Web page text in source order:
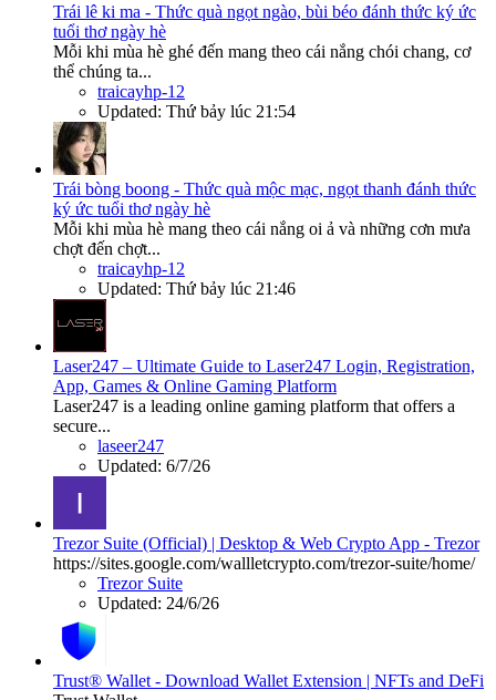
Trái lê ki ma - Thức quà ngọt ngào, bùi béo đánh thức ký ức
tuổi thơ ngày hè
Mỗi khi mùa hè ghé đến mang theo cái nắng chói chang, cơ
thể chúng ta...
traicayhp-12
Updated: Thứ bảy lúc 21:54
Trái bòng boong - Thức quà mộc mạc, ngọt thanh đánh thức
ký ức tuổi thơ ngày hè
Mỗi khi mùa hè mang theo cái nắng oi ả và những cơn mưa
chợt đến chợt...
traicayhp-12
Updated: Thứ bảy lúc 21:46
Laser247 – Ultimate Guide to Laser247 Login, Registration,
App, Games & Online Gaming Platform
Laser247 is a leading online gaming platform that offers a
secure...
laseer247
Updated: 6/7/26
Trezor Suite (Official) | Desktop & Web Crypto App - Trezor
https://sites.google.com/wallletcrypto.com/trezor-suite/home/
Trezor Suite
Updated: 24/6/26
Trust® Wallet - Download Wallet Extension | NFTs and DeFi